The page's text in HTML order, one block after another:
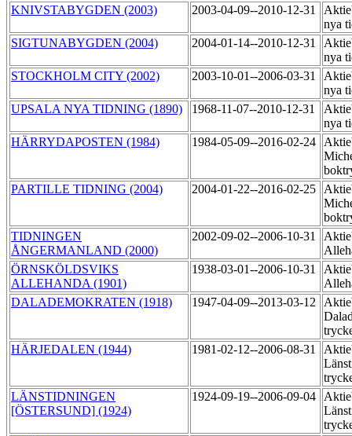
KNIVSTABYGDEN (2003)
2003-04-09--2010-12-31
nya
SIGTUNABYGDEN (2004)
2004-01-14--2010-12-31
nya
STOCKHOLM CITY (2002)
2003-10-01--2006-03-31
nya
UPSALA NYA TIDNING (1890)
1968-11-07--2010-12-31
nya
HÄRRYDAPOSTEN (1984)
1984-05-09--2016-02-24
PARTILLE TIDNING (2004)
2004-01-22--2016-02-25
TIDNINGEN
ÅNGERMANLAND (2000)
2002-09-02--2006-10-31
ÖRNSKÖLDSVIKS
ALLEHANDA (1901)
1938-03-01--2006-10-31
DALADEMOKRATEN (1918)
1947-04-09--2013-03-12
HÄRJEDALEN (1944)
1981-02-12--2006-08-31
LÄNSTIDNINGEN
[ÖSTERSUND] (1924)
1924-09-19--2006-09-04